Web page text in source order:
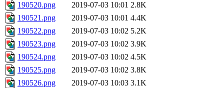
190520.png
2019-07-03 10:01 2.8K
190521.png
2019-07-03 10:01 4.4K
190522.png
2019-07-03 10:02 5.2K
190523.png
2019-07-03 10:02 3.9K
190524.png
2019-07-03 10:02 4.5K
190525.png
2019-07-03 10:02 3.8K
190526.png
2019-07-03 10:03 3.1K